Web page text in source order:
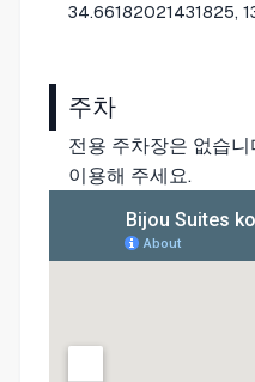
34.66182021431825,
주차
전용 주차장은 없습
이용해 주세요.